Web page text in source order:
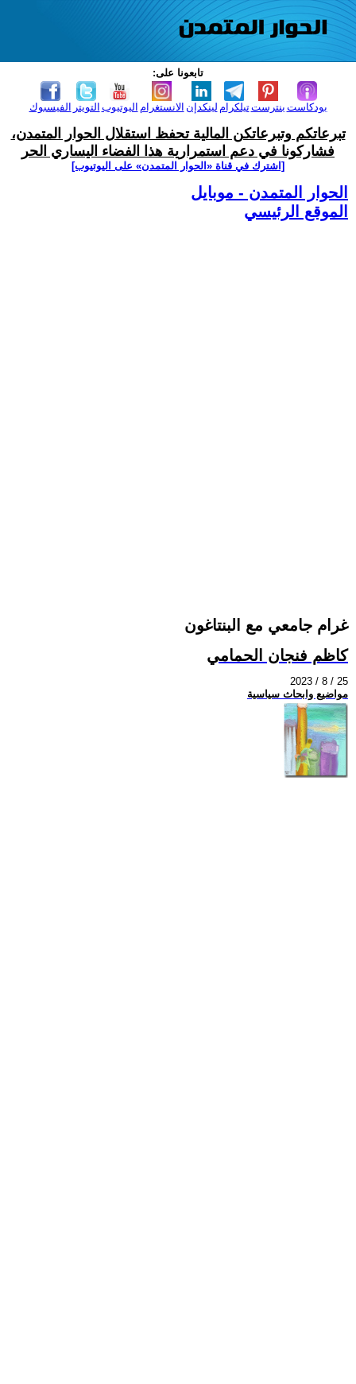
تابعونا على:
الفيسبوك التويتر اليوتيوب الانستغرام لينكدإن تيلكرامبنترست بودكاست
تبرعاتكم وتبرعاتكن المالية تحفظ استقلال الحوار المتمدن،
فشاركونا في دعم استمرارية هذا الفضاء اليساري الحر
[اشترك في قناة ‫«الحوار المتمدن» على اليوتيوب]
الحوار المتمدن - موبايل
الموقع الرئيسي
غرام جامعي مع البنتاغون
كاظم فنجان الحمامي
2023 / 8 / 25
مواضيع وابحاث سياسية